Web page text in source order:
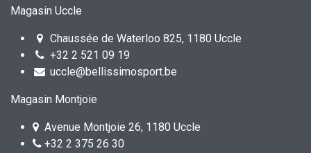
Magasin Uccle
Chaussée de Waterloo 825, 1180 Uccle
+32 2 521 09 19
uccle@bellissimosport.be
Magasin Montjoie
Avenue Montjoie 26, 1180 Uccle
+32 2 375 26 30